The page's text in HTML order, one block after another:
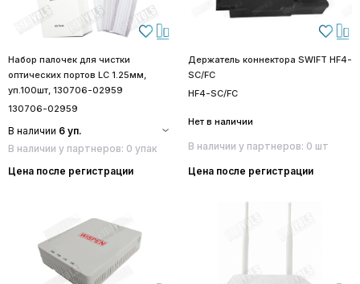
Набор палочек для чистки
оптических портов LC 1.25мм,
уп.100шт, 130706-02959
130706-02959
В наличии 6 уп.
В наличии у партнеров: 0 упак
Цена после регистрации
Держатель коннектора SWIFT HF4-
SC/FC
HF4-SC/FC
Нет в наличии
В наличии у партнеров: 0 шт
Цена после регистрации